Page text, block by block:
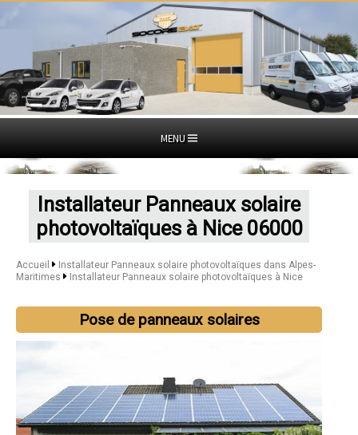
MENU
Installateur Panneaux solaire
photovoltaïques à Nice 06000
Accueil
Installateur Panneaux solaire photovoltaïques dans Alpes-
Maritimes
Installateur Panneaux solaire photovoltaïques à Nice
Pose de panneaux solaires